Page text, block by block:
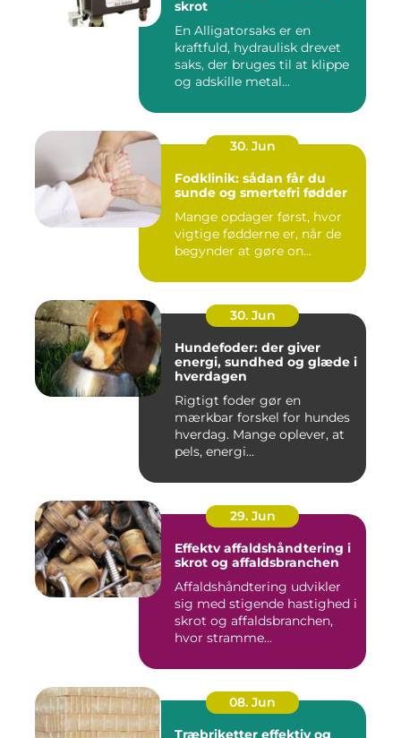
skrot
En Alligatorsaks er en
kraftfuld, hydraulisk drevet
saks, der bruges til at klippe
og adskille metal...
30. Jun
Fodklinik: sådan får du
sunde og smertefri fødder
Mange opdager først, hvor
vigtige fødderne er, når de
begynder at gøre on...
30. Jun
Hundefoder: der giver
energi, sundhed og glæde i
hverdagen
Rigtigt foder gør en
mærkbar forskel for hundes
hverdag. Mange oplever, at
pels, energi...
29. Jun
Effektv affaldshåndtering i
skrot og affaldsbranchen
Affaldshåndtering udvikler
sig med stigende hastighed i
skrot og affaldsbranchen,
hvor stramme...
08. Jun
Træbriketter effektiv og